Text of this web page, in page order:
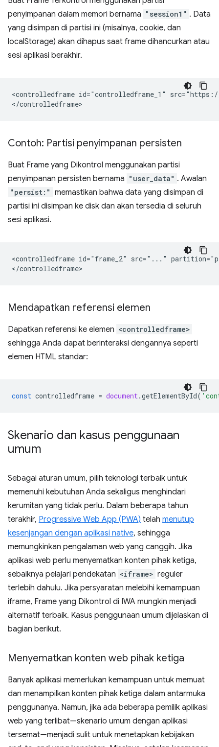
penyimpanan dalam memori bernama "session1" . Data
yang disimpan di partisi ini (misalnya, cookie, dan
localStorage) akan dihapus saat frame dihancurkan atau
sesi aplikasi berakhir.
<controlledframe id="controlledframe_1" src="https://
Contoh: Partisi penyimpanan persisten
Buat Frame yang Dikontrol menggunakan partisi
penyimpanan persisten bernama "user_data" . Awalan
"persist:" memastikan bahwa data yang disimpan di
partisi ini disimpan ke disk dan akan tersedia di seluruh
sesi aplikasi.
<controlledframe id="frame_2" src="..."
Mendapatkan referensi elemen
Dapatkan referensi ke elemen <controlledframe>
sehingga Anda dapat berinteraksi dengannya seperti
elemen HTML standar:
const controlledframe = document.getElementById(
Skenario dan kasus penggunaan
umum
Sebagai aturan umum, pilih teknologi terbaik untuk
memenuhi kebutuhan Anda sekaligus menghindari
kerumitan yang tidak perlu. Dalam beberapa tahun
terakhir, Progressive Web App (PWA) telah menutup
kesenjangan dengan aplikasi native, sehingga
memungkinkan pengalaman web yang canggih. Jika
aplikasi web perlu menyematkan konten pihak ketiga,
sebaiknya pelajari pendekatan <iframe> reguler
terlebih dahulu. Jika persyaratan melebihi kemampuan
iframe, Frame yang Dikontrol di IWA mungkin menjadi
alternatif terbaik. Kasus penggunaan umum dijelaskan di
bagian berikut.
Menyematkan konten web pihak ketiga
Banyak aplikasi memerlukan kemampuan untuk memuat
dan menampilkan konten pihak ketiga dalam antarmuka
penggunanya. Namun, jika ada beberapa pemilik aplikasi
web yang terlibat—skenario umum dengan aplikasi
tersemat—menjadi sulit untuk menetapkan kebijakan